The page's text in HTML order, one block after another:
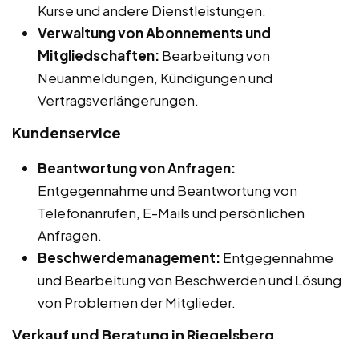
Kurse und andere Dienstleistungen.
Verwaltung von Abonnements und
Mitgliedschaften: Bearbeitung von
Neuanmeldungen, Kündigungen und
Vertragsverlängerungen.
Kundenservice
Beantwortung von Anfragen:
Entgegennahme und Beantwortung von
Telefonanrufen, E-Mails und persönlichen
Anfragen.
Beschwerdemanagement: Entgegennahme
und Bearbeitung von Beschwerden und Lösung
von Problemen der Mitglieder.
Verkauf und Beratung in Riegelsberg